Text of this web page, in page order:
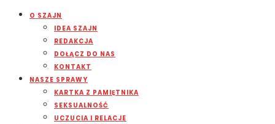
O SZAJN
IDEA SZAJN
REDAKCJA
DOŁĄCZ DO NAS
KONTAKT
NASZE SPRAWY
KARTKA Z PAMIĘTNIKA
SEKSUALNOŚĆ
UCZUCIA I RELACJE